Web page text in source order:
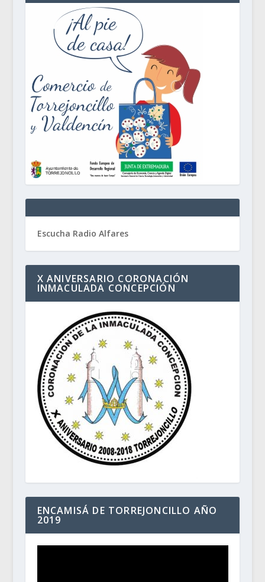
Escucha Radio Alfares
X ANIVERSARIO CORONACIÓN
INMACULADA CONCEPCIÓN
ENCAMISÁ DE TORREJONCILLO AÑO
2019